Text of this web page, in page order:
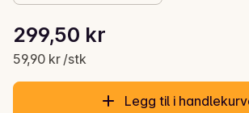
Gjeldende pris er: 299,50 kr
299,50 kr
59,90 kr /stk
Stykkpris: 59,90 kr /stk
Legg til i